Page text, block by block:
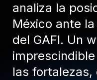
analiza la
México ante
del GAFI. Un
las fortalezas,